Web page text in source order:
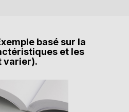
basé sur la
et les
varier).